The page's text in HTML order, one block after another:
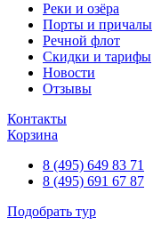
Реки и озёра
Порты и причалы
Речной флот
Скидки и тарифы
Новости
Отзывы
Контакты
Корзина
8 (495) 649 83 71
8 (495) 691 67 87
Подобрать тур